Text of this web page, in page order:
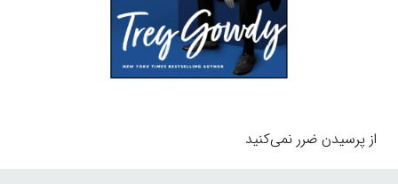
از پرسیدن ضرر نمی‌کنید